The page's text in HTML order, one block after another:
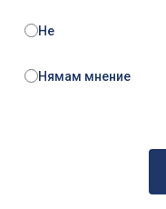
Не
Нямам мнение